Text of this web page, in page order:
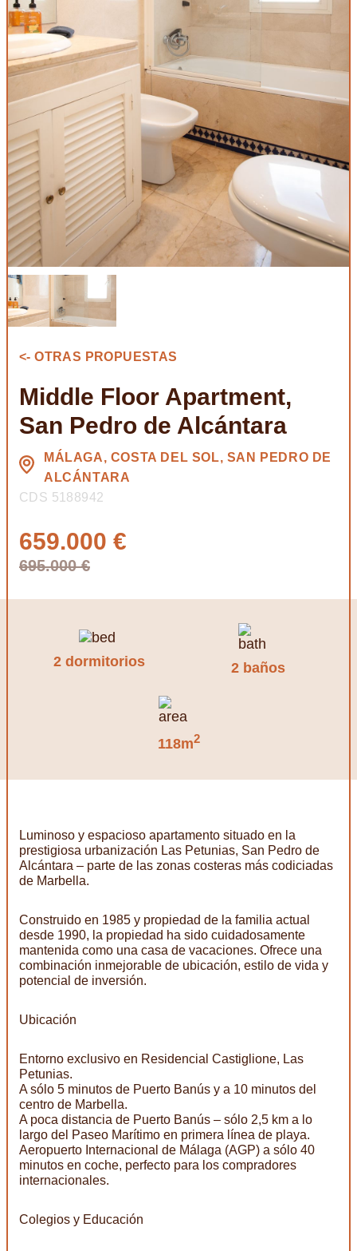
<- OTRAS PROPUESTAS
Middle Floor Apartment,
San Pedro de Alcántara
MÁLAGA, COSTA DEL SOL, SAN PEDRO DE
ALCÁNTARA
CDS 5188942
659.000 €
695.000 €
2 dormitorios 2 baños
118m2
Luminoso y espacioso apartamento situado en la
prestigiosa urbanización Las Petunias, San Pedro de
Alcántara – parte de las zonas costeras más codiciadas
de Marbella.
Construido en 1985 y propiedad de la familia actual
desde 1990, la propiedad ha sido cuidadosamente
mantenida como una casa de vacaciones. Ofrece una
combinación inmejorable de ubicación, estilo de vida y
potencial de inversión.
Ubicación
Entorno exclusivo en Residencial Castiglione, Las
Petunias.
A sólo 5 minutos de Puerto Banús y a 10 minutos del
centro de Marbella.
A poca distancia de Puerto Banús – sólo 2,5 km a lo
largo del Paseo Marítimo en primera línea de playa.
Aeropuerto Internacional de Málaga (AGP) a sólo 40
minutos en coche, perfecto para los compradores
internacionales.
Colegios y Educación